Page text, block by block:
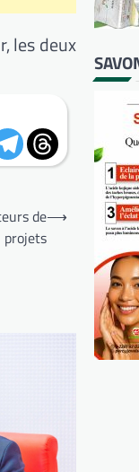
les deux
de
projets
⟶